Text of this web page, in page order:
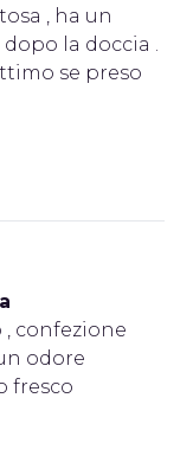
, ha un
la doccia .
se preso
confezione
odore
fresco